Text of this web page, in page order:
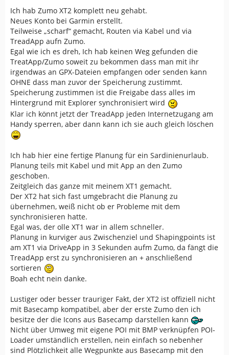
Ich hab Zumo XT2 komplett neu gehabt.
Neues Konto bei Garmin erstellt.
Teilweise „scharf“ gemacht, Routen via Kabel und via
TreadApp aufn Zumo.
Egal wie ich es dreh, Ich hab keinen Weg gefunden die
TreatApp/Zumo soweit zu bekommen dass man mit ihr
irgendwas an GPX-Dateien empfangen oder senden kann
OHNE dass man zuvor der Speicherung zustimmt.
Speicherung zustimmen ist die Freigabe dass alles im
Hintergrund mit Explorer synchronisiert wird
Klar ich könnt jetzt der TreadApp jeden Internetzugang am
Handy sperren, aber dann kann ich sie auch gleich löschen
Ich hab hier eine fertige Planung für ein Sardinienurlaub.
Planung teils mit Kabel und mit App an den Zumo
geschoben.
Zeitgleich das ganze mit meinem XT1 gemacht.
Der XT2 hat sich fast umgebracht die Planung zu
übernehmen, weiß nicht ob er Probleme mit dem
synchronisieren hatte.
Egal was, der olle XT1 war in allem schneller.
Planung in kurviger aus Zwischenziel und Shapingpoints ist
am XT1 via DriveApp in 3 Sekunden aufm Zumo, da fängt die
TreadApp erst zu synchronisieren an + anschließend
sortieren
Boah echt nein danke.
Lustiger oder besser trauriger Fakt, der XT2 ist offiziell nicht
mit Basecamp kompatibel, aber der erste Zumo den ich
besitze der die Icons aus Basecamp darstellen kann
Nicht über Umweg mit eigene POI mit BMP verknüpfen POI-
Loader umständlich erstellen, nein einfach so nebenher
sind Plötzlichkeit alle Wegpunkte aus Basecamp mit den